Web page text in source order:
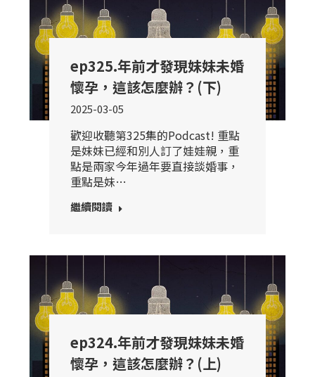
ep325.年前才發現妹妹未婚
懷孕，這該怎麼辦？(下)
2025-03-05
歡迎收聽第325集的Podcast! 重點
是妹妹已經和別人訂了娃娃親，重
點是兩家今年過年要直接談婚事，
重點是妹…
繼續閱讀
ep324.年前才發現妹妹未婚
懷孕，這該怎麼辦？(上)